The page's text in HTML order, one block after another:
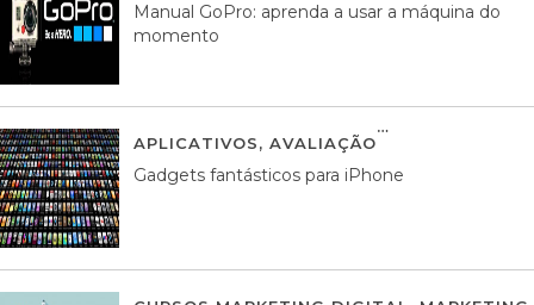
Manual GoPro: aprenda a usar a máquina do
momento
APLICATIVOS, AVALIAÇÃO
Gadgets fantásticos para iPhone